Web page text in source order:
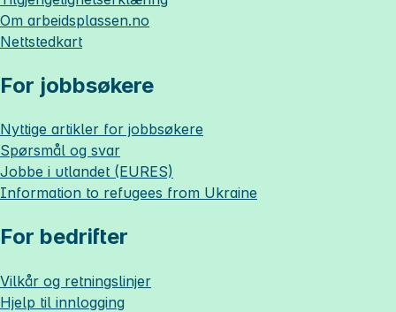
Om arbeidsplassen.no
Nettstedkart
For jobbsøkere
Nyttige artikler for jobbsøkere
Spørsmål og svar
Jobbe i utlandet (EURES)
Information to refugees from Ukraine
For bedrifter
Vilkår og retningslinjer
Hjelp til innlogging